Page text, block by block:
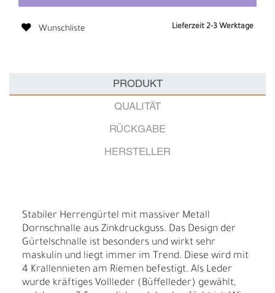
Wunschliste Lieferzeit 2-3 Werktage
PRODUKT
QUALITÄT
RÜCKGABE
HERSTELLER
Stabiler Herrengürtel mit massiver Metall
Dornschnalle aus Zinkdruckguss. Das Design der
Gürtelschnalle ist besonders und wirkt sehr
maskulin und liegt immer im Trend. Diese wird mit
4 Krallennieten am Riemen befestigt. Als Leder
wurde kräftiges Vollleder (Büffelleder) gewählt,